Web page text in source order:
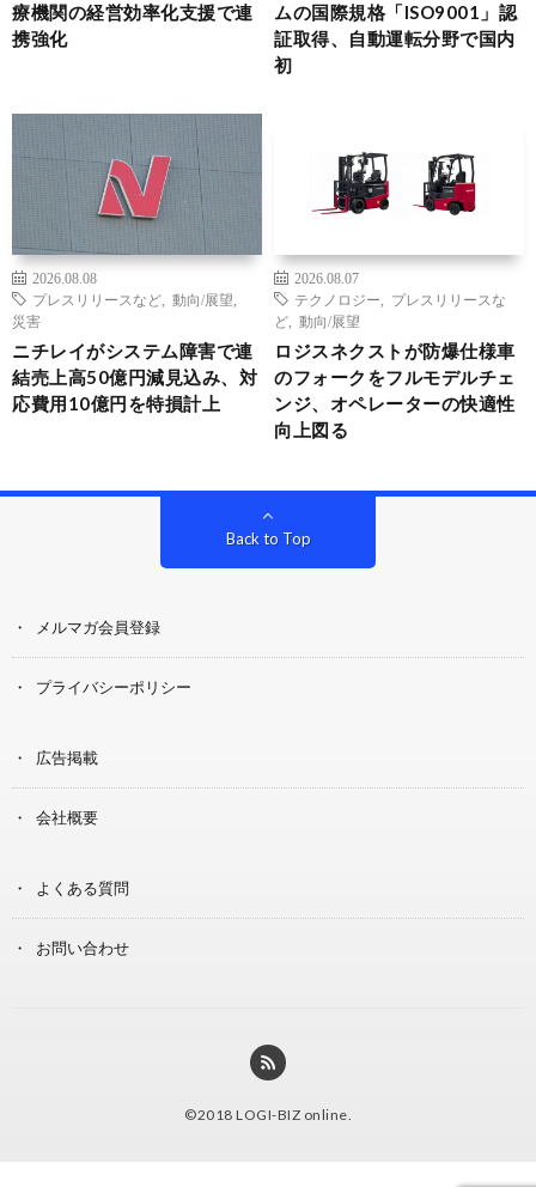
療機関の経営効率化支援で連
携強化
ムの国際規格「ISO9001」認
証取得、自動運転分野で国内
初
2026.08.08
プレスリリースなど
動向/展望
災害
ニチレイがシステム障害で連
結売上高50億円減見込み、対
応費用10億円を特損計上
2026.08.07
テクノロジー
プレスリリースな
ど
動向/展望
ロジスネクストが防爆仕様車
のフォークをフルモデルチェ
ンジ、オペレーターの快適性
向上図る
Back to Top
メルマガ会員登録
プライバシーポリシー
広告掲載
会社概要
よくある質問
お問い合わせ
©2018 LOGI-BIZ online